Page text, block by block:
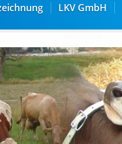
LKV GmbH